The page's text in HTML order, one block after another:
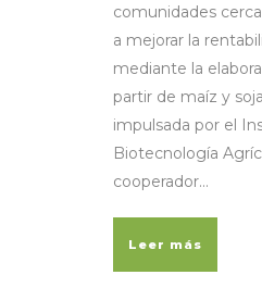
comunidades
a mejorar la
mediante la
partir de maíz y
impulsada por el
Biotecnología
cooperador...
Leer más